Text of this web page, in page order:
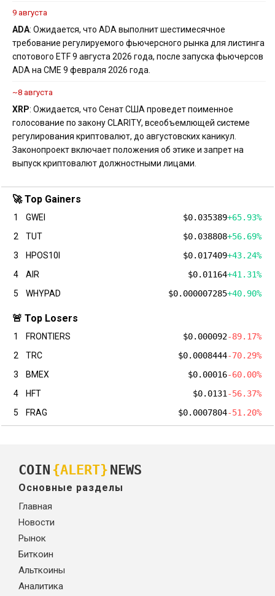
9 августа
ADA: Ожидается, что ADA выполнит шестимесячное
требование регулируемого фьючерсного рынка для листинга
спотового ETF 9 августа 2026 года, после запуска фьючерсов
ADA на CME 9 февраля 2026 года.
~8 августа
XRP: Ожидается, что Сенат США проведет поименное
голосование по закону CLARITY, всеобъемлющей системе
регулирования криптовалют, до августовских каникул.
Законопроект включает положения об этике и запрет на
выпуск криптовалют должностными лицами.
🚀 Top Gainers
1 GWEI $0.035389+65.93%
2
TUT $0.038808+56.69%
3
HPOS10I $0.017409+43.24%
4
AIR $0.01164+41.31%
5
WHYPAD $0.000007285+40.90%
🚨 Top Losers
1 FRONTIERS $0.000092-89.17%
2
TRC $0.0008444-70.29%
3
BMEX $0.00016-60.00%
4
HFT $0.0131 -56.37%
5
FRAG $0.0007804-51.20%
COIN {ALERT} NEWS
Основные разделы
Главная
Новости
Рынок
Биткоин
Альткоины
Аналитика